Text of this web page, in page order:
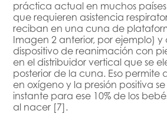
práctica actual en muchos
que requieren asistencia
reciban en una cuna de
Imagen 2 anterior, por ejemplo) y
dispositivo de reanimación con
en el distribuidor vertical que se
posterior de la cuna. Eso permite
en oxígeno y la presión positiva
instante para ese 10% de los
al nacer [7].